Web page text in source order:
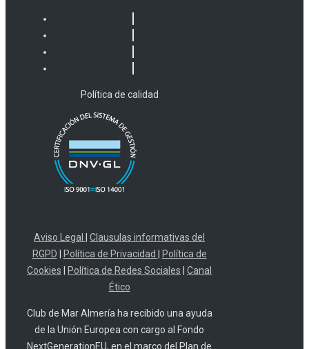
Política de calidad
Aviso Legal
Clausulas informativas del
RGPD
Política de Privacidad
Política de
Cookies
Política de Redes Sociales
Canal
Ético
Club de Mar Almería ha recibido una ayuda
de la Unión Europea con cargo al Fondo
NextGenerationEU, en el marco del Plan de